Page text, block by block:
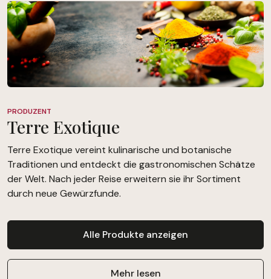
PRODUZENT
Terre Exotique
Terre Exotique vereint kulinarische und botanische
Traditionen und entdeckt die gastronomischen Schätze
der Welt. Nach jeder Reise erweitern sie ihr Sortiment
durch neue Gewürzfunde.
Alle Produkte anzeigen
Mehr lesen